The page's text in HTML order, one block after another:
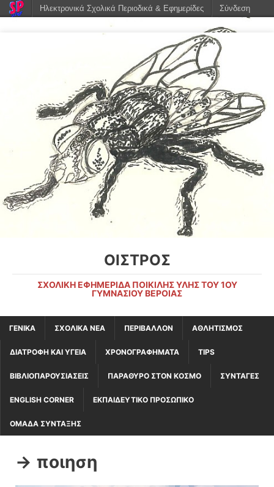
ΟΊΣΤΡΟΣ
ΣΧΟΛΙΚΉ ΕΦΗΜΕΡΊΔΑ ΠΟΙΚΊΛΗΣ ΎΛΗΣ ΤΟΥ 1ΟΥ
ΓΥΜΝΑΣΊΟΥ ΒΈΡΟΙΑΣ
ΓΕΝΙΚΆ ΣΧΟΛΙΚΑ ΝΕΑ ΠΕΡΙΒΑΛΛΟΝ ΑΘΛΗΤΙΣΜΟΣ
ΔΙΑΤΡΟΦΗ ΚΑΙ ΥΓΕΙΑ ΧΡΟΝΟΓΡΑΦΗΜΑΤΑ TIPS
ΒΙΒΛΙΟΠΑΡΟΥΣΙΑΣΕΙΣ ΠΑΡΑΘΥΡΟ ΣΤΟΝ ΚΟΣΜΟ ΣΥΝΤΑΓΕΣ
ENGLISH CORNER ΕΚΠΑΙΔΕΥΤΙΚΟ ΠΡΟΣΩΠΙΚΟ
ΟΜΑΔΑ ΣΥΝΤΑΞΗΣ
-> ποιηση
Ηλεκτρονικά Σχολικά Περιοδικά & Εφημερίδες Σύνδεση